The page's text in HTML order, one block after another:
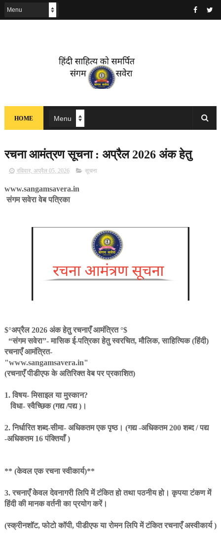
HOME
रचना आमंत्रण सूचना : अप्रैल 2026 अंक हेतु
रविवार, अप्रैल 05, 2026 सूचना
www.sangamsavera.in
संगम सवेरा वेब पत्रिका
$°अप्रैल 2026 अंक हेतु रचनाएँ आमंत्रित °$
“संगम सवेरा”- मासिक ई-पत्रिका हेतु स्वरचित, मौलिक, साहित्यिक (हिंदी)
रचनाएँ आमंत्रित-
"www.sangamsavera.in"
(रचनाएँ पीडीएफ के अतिरिक्त वेब पर प्रकाशित)
1. विषय- मिसाइल या मुस्कान?
विधा- स्वैच्छिक (गद्य /पद्य )।
2. निर्धारित शब्द-सीमा- अधिकतम एक पृष्ठ। (गद्य -अधिकतम 200 शब्द / पद्य
-अधिकतम 16 पंक्तियाँ )
** (केवल एक रचना स्वीकार्य)**
3. रचनाएँ केवल देवनागरी लिपि में टंकित हो तथा पठनीय हो। कृपया टंकण में
हिंदी की मानक वर्तनी का प्रयोग करें।
(स्क्रीनशॉट, फोटो कॉपी, पीडीएफ या रोमन लिपि में टंकित रचनाएँ अस्वीकार्य )